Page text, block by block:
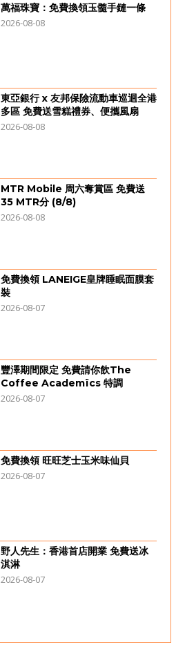
萬福珠寶：免費換領玉髓手鏈一條
2026-08-08
東亞銀行 x 友邦保險流動車巡迴全港
多區 免費送雪糕禮券、便攜風扇
2026-08-08
MTR Mobile 周六奪賞區 免費送
35 MTR分 (8/8)
2026-08-08
免費換領 LANEIGE皇牌睡眠面膜套
裝
2026-08-07
豐澤期間限定 免費請你飲The
Coffee Academïcs 特調
2026-08-07
免費換領 旺旺芝士玉米味仙貝
2026-08-07
野人先生：香港首店開業 免費送冰
淇淋
2026-08-07